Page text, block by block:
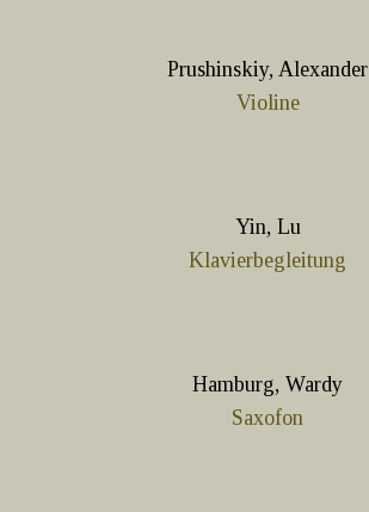
Prushinskiy, Alexander
Violine
Yin, Lu
Klavierbegleitung
Hamburg, Wardy
Saxofon